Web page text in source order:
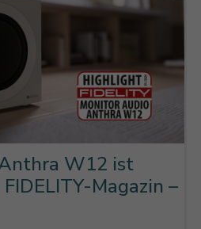
W12 ist
Magazin –